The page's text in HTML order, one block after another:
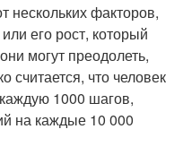
нескольких факторов,
его рост, который
могут преодолеть,
считается, что человек
1000 шагов,
на каждые 10 000